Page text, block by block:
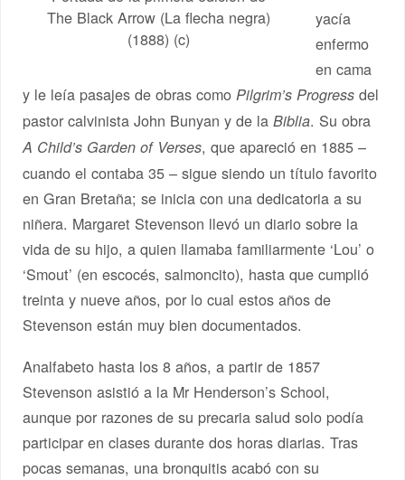
The Black Arrow (La flecha negra)
(1888) (c)
yacía
enfermo
en cama
y le leía pasajes de obras como Pilgrim’s Progress del
pastor calvinista John Bunyan y de laBiblia. Su obra
A Child’s Garden of Verses, que apareció en 1885 –
cuando el contaba 35 – sigue siendo un título favorito
en Gran Bretaña; se inicia con una dedicatoria a su
niñera. Margaret Stevenson llevó un diario sobre la
vida de su hijo, a quien llamaba familiarmente ‘Lou’ o
‘Smout’ (en escocés, salmoncito), hasta que cumplió
treinta y nueve años, por lo cual estos años de
Stevenson están muy bien documentados.
Analfabeto hasta los 8 años, a partir de 1857
Stevenson asistió a la Mr Henderson’s School,
aunque por razones de su precaria salud solo podía
participar en clases durante dos horas diarias. Tras
pocas semanas, una bronquitis acabó con su